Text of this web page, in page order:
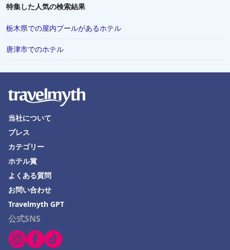
特集した人気の検索結果
栃木県での屋内プールがあるホテル
唐津市でのホテル
公式SNS
当社について
プレス
カテゴリー
ホテル賞
よくある質問
お問い合わせ
Travelmyth GPT